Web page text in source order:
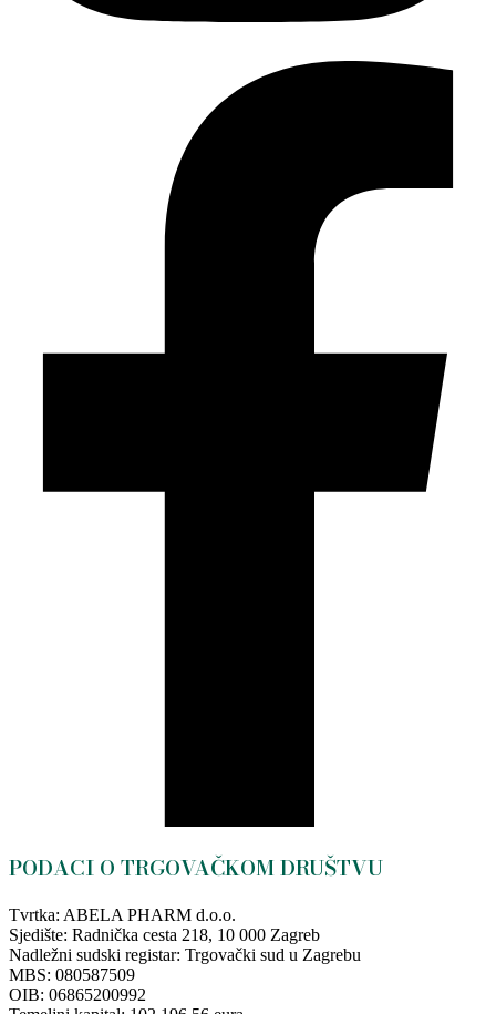
PODACI O TRGOVAČKOM DRUŠTVU
Tvrtka: ABELA PHARM d.o.o.
Sjedište: Radnička cesta 218, 10 000 Zagreb
Nadležni sudski registar: Trgovački sud u Zagrebu
MBS: 080587509
OIB: 06865200992